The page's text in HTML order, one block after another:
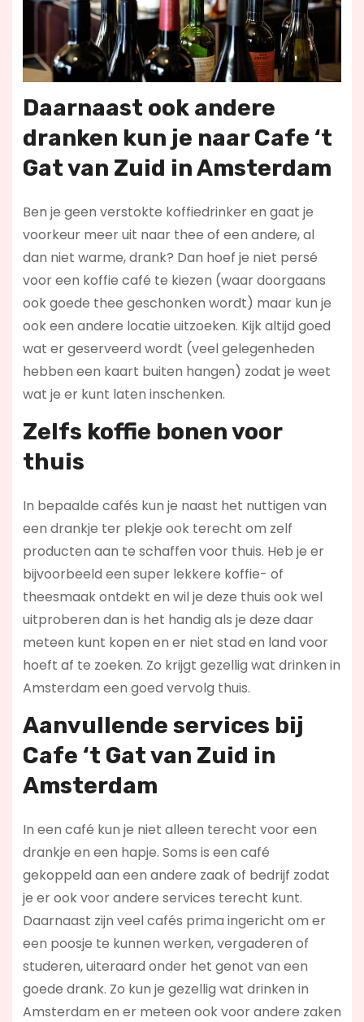
Daarnaast ook andere
dranken kun je naar Cafe ‘t
Gat van Zuid in Amsterdam
Ben je geen verstokte koffiedrinker en gaat je
voorkeur meer uit naar thee of een andere, al
dan niet warme, drank? Dan hoef je niet persé
voor een koffie café te kiezen (waar doorgaans
ook goede thee geschonken wordt) maar kun je
ook een andere locatie uitzoeken. Kijk altijd goed
wat er geserveerd wordt (veel gelegenheden
hebben een kaart buiten hangen) zodat je weet
wat je er kunt laten inschenken.
Zelfs koffie bonen voor
thuis
In bepaalde cafés kun je naast het nuttigen van
een drankje ter plekje ook terecht om zelf
producten aan te schaffen voor thuis. Heb je er
bijvoorbeeld een super lekkere koffie- of
theesmaak ontdekt en wil je deze thuis ook wel
uitproberen dan is het handig als je deze daar
meteen kunt kopen en er niet stad en land voor
hoeft af te zoeken. Zo krijgt gezellig wat drinken in
Amsterdam een goed vervolg thuis.
Aanvullende services bij
Cafe ‘t Gat van Zuid in
Amsterdam
In een café kun je niet alleen terecht voor een
drankje en een hapje. Soms is een café
gekoppeld aan een andere zaak of bedrijf zodat
je er ook voor andere services terecht kunt.
Daarnaast zijn veel cafés prima ingericht om er
een poosje te kunnen werken, vergaderen of
studeren, uiteraard onder het genot van een
goede drank. Zo kun je gezellig wat drinken in
Amsterdam en er meteen ook voor andere zaken